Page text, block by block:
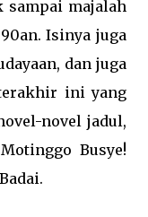
sampai majalah
Isinya juga
dan juga
ini yang
novel jadul,
Busye!